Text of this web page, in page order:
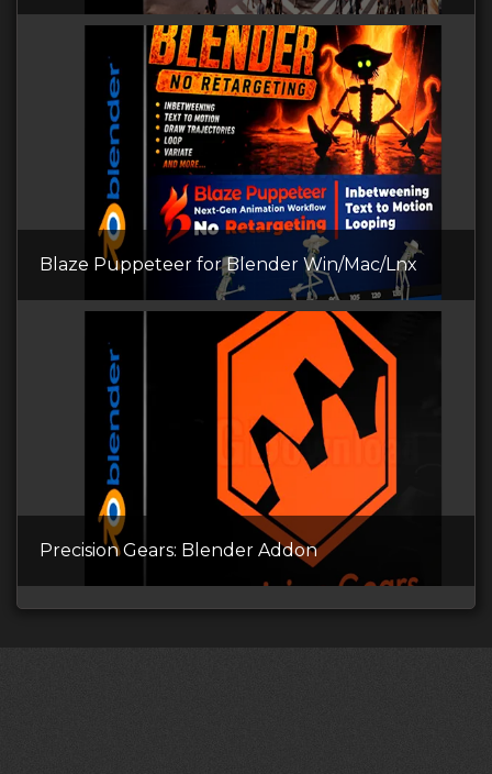
Blaze Puppeteer for Blender Win/Mac/Lnx
Precision Gears: Blender Addon